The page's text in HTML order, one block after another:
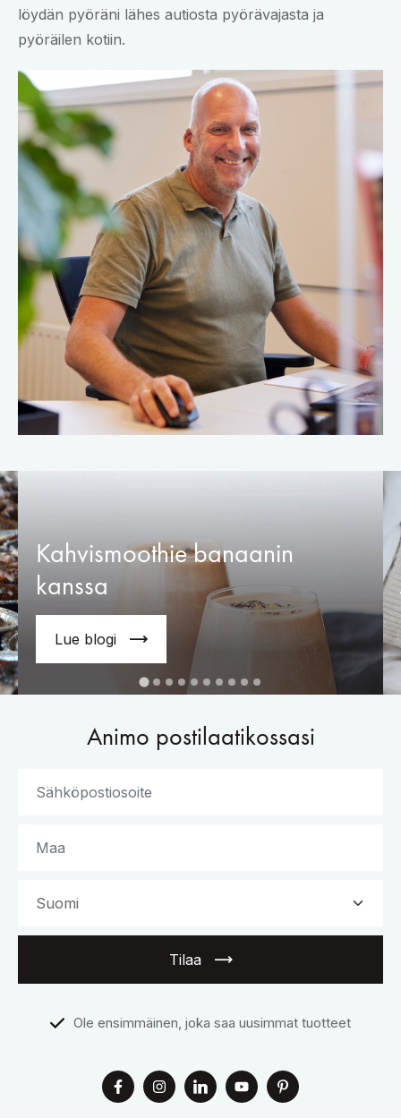
löydän pyöräni lähes autiosta pyörävajasta ja
pyöräilen kotiin.
Kahvismoothie banaanin
kanssa
Lue blogi
Animo postilaatikossasi
Tilaa
Ole ensimmäinen, joka saa uusimmat tuotteet